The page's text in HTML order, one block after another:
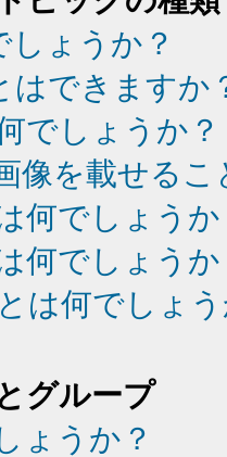
しょうか？
はできますか
でしょうか？
像を載せる
何でしょうか
何でしょうか
は何でしょ
グループ
ょうか？